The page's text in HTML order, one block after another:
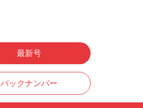
最新号
バックナンバー